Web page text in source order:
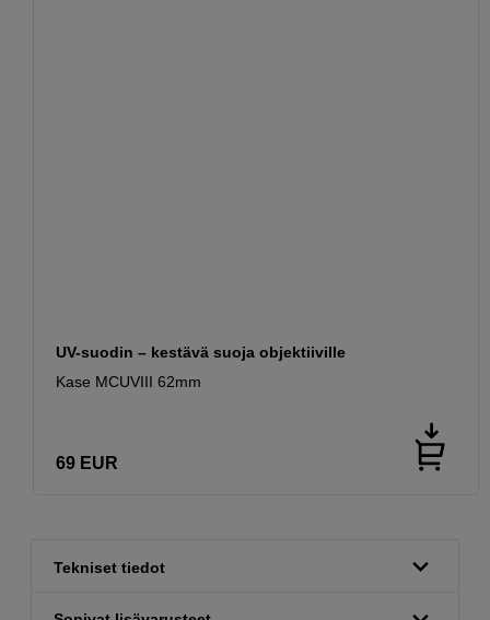
UV-suodin – kestävä suoja objektiiville
Kase MCUVIII 62mm
69 EUR
Tekniset tiedot